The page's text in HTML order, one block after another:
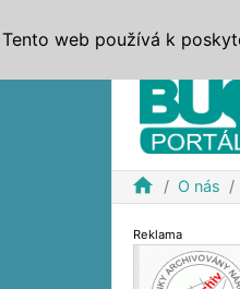
home O nás
Reklama
Tento web používá k